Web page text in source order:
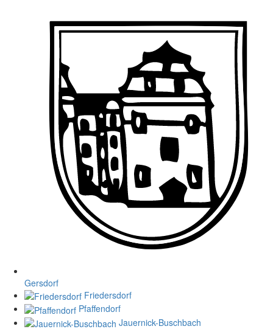
Gersdorf
Friedersdorf
Pfaffendorf
Jauernick-Buschbach